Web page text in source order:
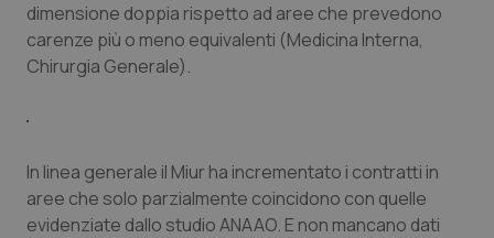
Quotidiano Chirurgia
Rene & patologie urogenitali
dimensione doppia rispetto ad aree che prevedono
carenze più o meno equivalenti (Medicina Interna,
Chirurgia Generale).
In linea generale il Miur ha incrementato i contratti in
aree che solo parzialmente coincidono con quelle
evidenziate dallo studio ANAAO. E non mancano dati